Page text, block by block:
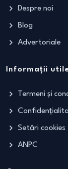
Despre noi
Blog
Advertoriale
Informații
Termeni și
Setări cookies
ANPC